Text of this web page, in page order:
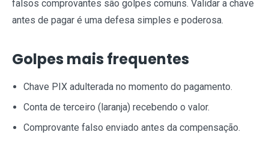
falsos comprovantes são golpes comuns. Validar a chave
antes de pagar é uma defesa simples e poderosa.
Golpes mais frequentes
Chave PIX adulterada no momento do pagamento.
Conta de terceiro (laranja) recebendo o valor.
Comprovante falso enviado antes da compensação.